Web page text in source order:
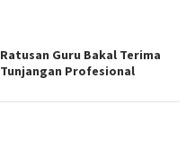
Ratusan Guru Bakal Terima
Tunjangan Profesional